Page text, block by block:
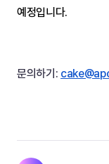
예정입니다.
문의하기: